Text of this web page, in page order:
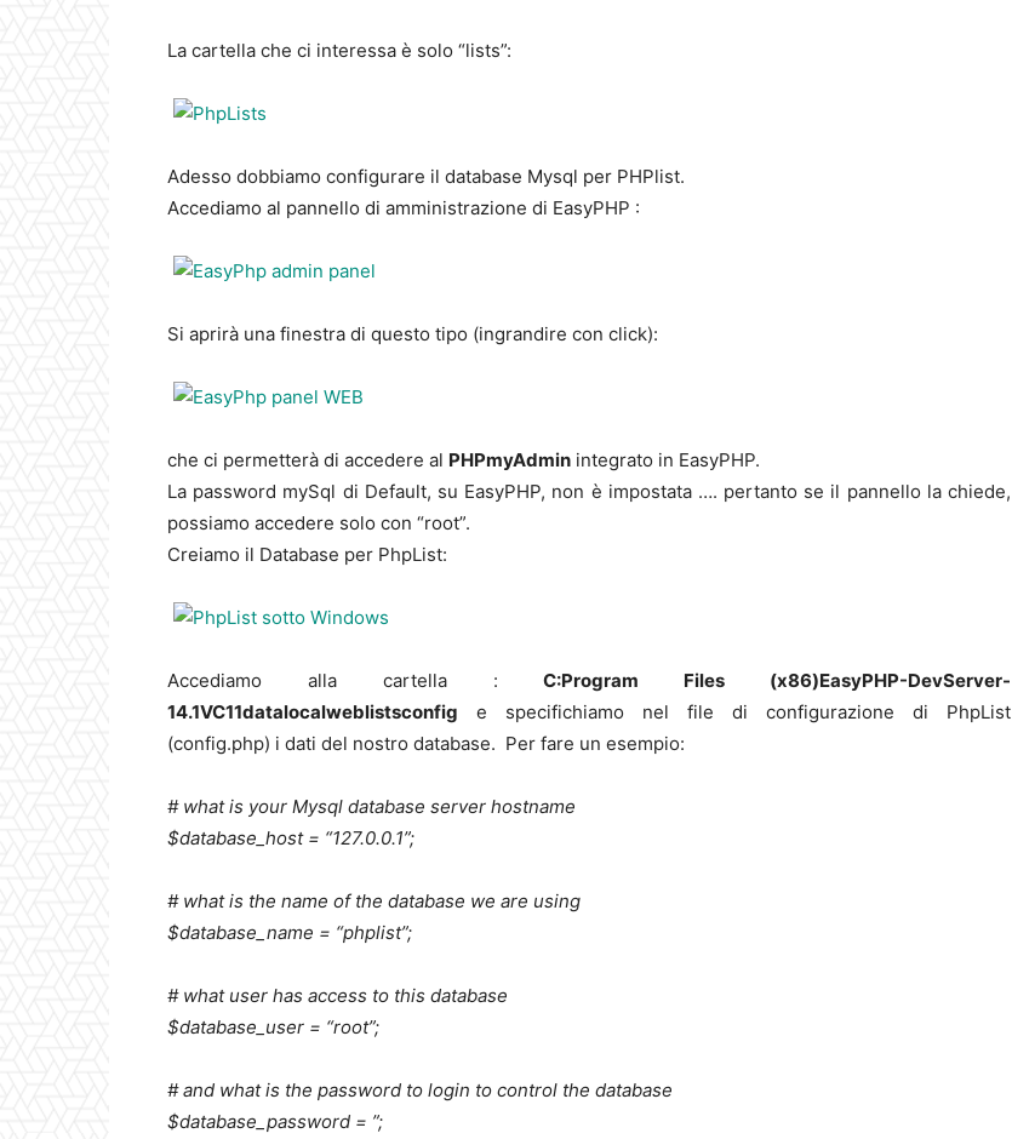
La cartella che ci interessa è solo “lists”:
Adesso dobbiamo configurare il database Mysql per PHPlist.
Accediamo al pannello di amministrazione di EasyPHP :
Si aprirà una finestra di questo tipo (ingrandire con click):
che ci permetterà di accedere al PHPmyAdmin integrato in EasyPHP.
La password mySql di Default, su EasyPHP, non è impostata …. pertanto se il pannello la chiede,
possiamo accedere solo con “root”.
Creiamo il Database per PhpList:
Accediamo alla cartella :C:Program Files (x86)EasyPHP-DevServer-
14.1VC11datalocalweblistsconfig e specifichiamo nel file di configurazione di PhpList
(config.php) i dati del nostro database. Per fare un esempio:
# what is your Mysql database server hostname
$database_host = “127.0.0.1”;
# what is the name of the database we are using
$database_name = “phplist”;
# what user has access to this database
$database_user = “root”;
# and what is the password to login to control the database
$database_password = ”;